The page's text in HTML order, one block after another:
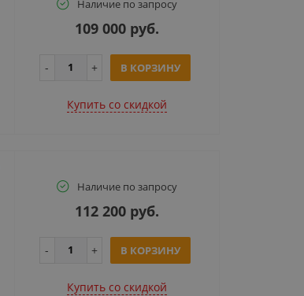
Наличие по запросу
109 000 руб.
В КОРЗИНУ
Купить cо скидкой
Наличие по запросу
112 200 руб.
В КОРЗИНУ
Купить cо скидкой